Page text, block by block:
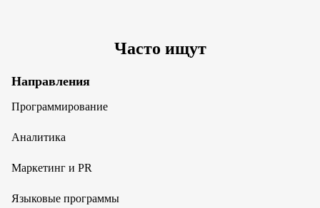
Часто ищут
Направления
Программирование
Аналитика
Маркетинг и PR
Языковые программы